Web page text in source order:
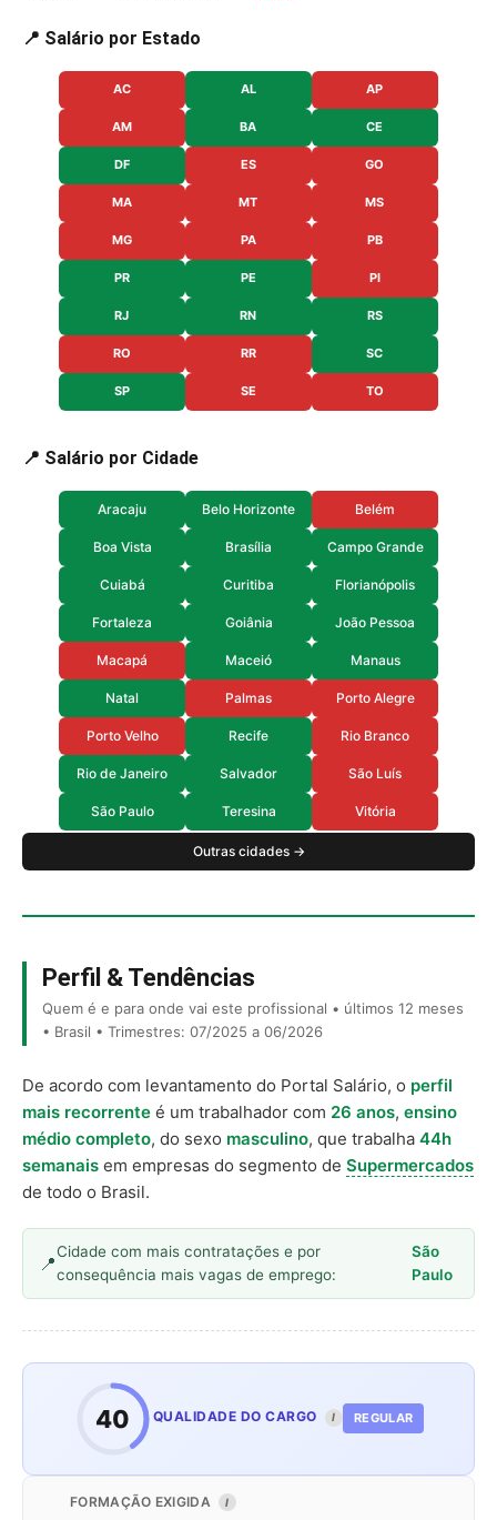
📍 Salário por Estado
AC AL AP
AM BA CE
DF ES GO
MA MT MS
MG PA PB
PR PE PI
RJ RN RS
RO RR SC
SP SE TO
📍 Salário por Cidade
Aracaju Belo Horizonte Belém
Boa Vista Brasília Campo Grande
Cuiabá Curitiba Florianópolis
Fortaleza Goiânia João Pessoa
Macapá Maceió Manaus
Natal Palmas Porto Alegre
Porto Velho Recife Rio Branco
Rio de Janeiro Salvador São Luís
São Paulo Teresina Vitória
Outras cidades →
Perfil & Tendências
Quem é e para onde vai este profissional • últimos 12 meses
• Brasil • Trimestres: 07/2025 a 06/2026
De acordo com levantamento do Portal Salário, o perfil
mais recorrente é um trabalhador com 26 anos, ensino
médio completo, do sexo masculino, que trabalha 44h
semanais em empresas do segmento de Supermercados
de todo o Brasil.
Cidade com mais contratações e por
consequência mais vagas de emprego:
São
Paulo
40 QUALIDADE DO CARGO I REGULAR
FORMAÇÃO EXIGIDA I